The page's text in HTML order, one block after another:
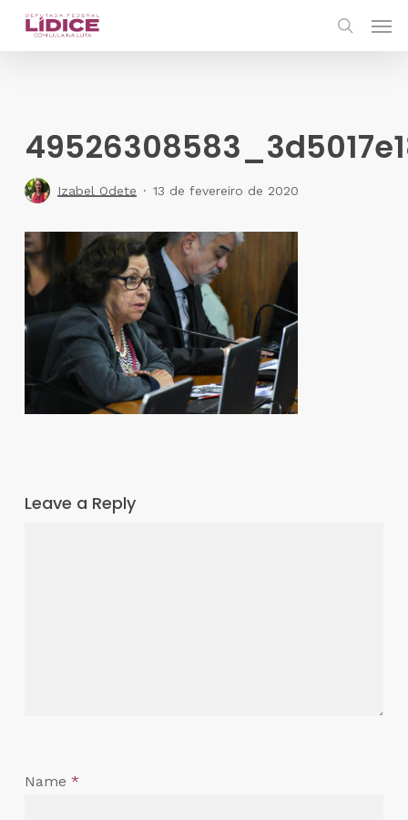
Skip
Izabel Odete 13 de fevereiro de 2020
Leave a Reply
Name *